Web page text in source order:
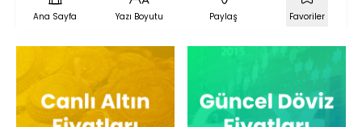
Ana Sayfa Yazı Boyutu Paylaş Favoriler